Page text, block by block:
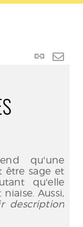
Lien
qu'une
être sage et
qu'elle
Aussi,
description